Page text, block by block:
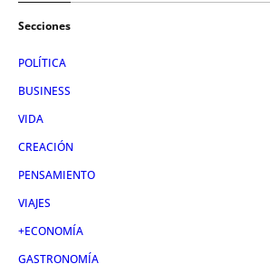
Secciones
POLÍTICA
BUSINESS
VIDA
CREACIÓN
PENSAMIENTO
VIAJES
+ECONOMÍA
GASTRONOMÍA